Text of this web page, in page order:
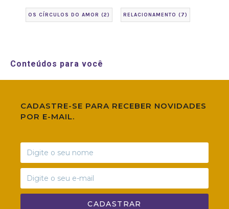
OS CÍRCULOS DO AMOR (2) RELACIONAMENTO (7)
Conteúdos para você
CADASTRE-SE PARA RECEBER NOVIDADES
POR E-MAIL.
CADASTRAR